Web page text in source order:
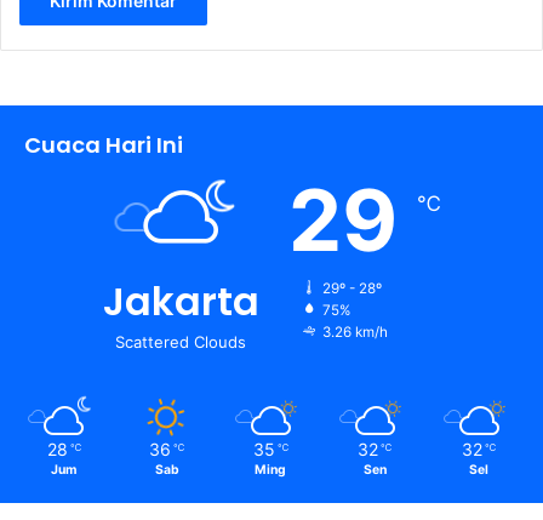
Cuaca Hari Ini
Jakarta
Scattered Clouds
29 ℃
29º - 28º
75%
3.26 km/h
28 ℃
Jum
36 ℃
Sab
35 ℃
Ming
32 ℃
Sen
32 ℃
Sel